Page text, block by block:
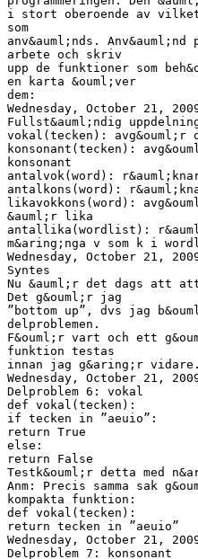
i stort oberoende av vilket
som
anv&auml;nds.
arbete och skriv
upp de funktioner som
en karta &ouml;ver
dem:
Wednesday, October 21,
Fullst&auml;ndig
vokal(tecken): avg&ouml;r
konsonant(tecken):
konsonant
antalvok(word):
antalkons(word):
likavokkons(word):
&auml;r lika
antallika(wordlist):
m&aring;nga v som k i
Wednesday, October 21,
Syntes
Nu &auml;r det dags att att
Det g&ouml;r jag
”bottom up”, dvs jag
delproblemen.
F&ouml;r vart och ett
funktion testas
innan jag g&aring;r vidare.
Wednesday, October 21,
Delproblem 6: vokal
def vokal(tecken):
if tecken in ”aeuio”:
return True
else:
return False
Testk&ouml;r detta med
Anm: Precis samma sak
kompakta funktion:
def vokal(tecken):
return tecken in ”aeuio”
Wednesday, October 21,
Delproblem 7: konsonant